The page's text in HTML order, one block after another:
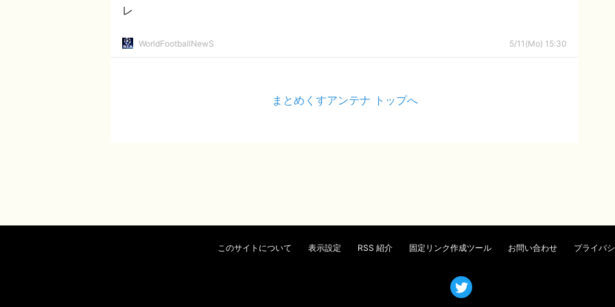
レ
WorldFootballNewS 5/11(Mo) 15:30
まとめくすアンテナ トップへ
このサイトについて 表示設定 RSS 紹介 固定リンク作成ツール お問い合わせ プライバ